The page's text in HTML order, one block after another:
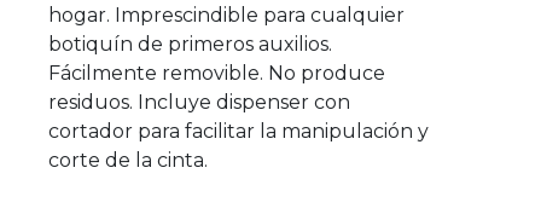
hogar. Imprescindible para cualquier
botiquín de primeros auxilios.
Fácilmente removible. No produce
residuos. Incluye dispenser con
cortador para facilitar la manipulación y
corte de la cinta.